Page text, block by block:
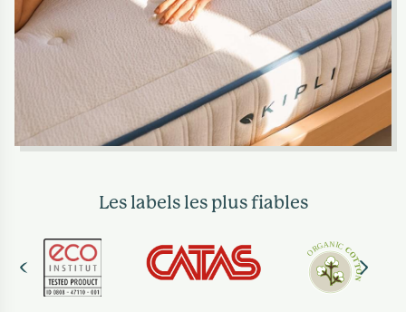
Les labels les plus fiables